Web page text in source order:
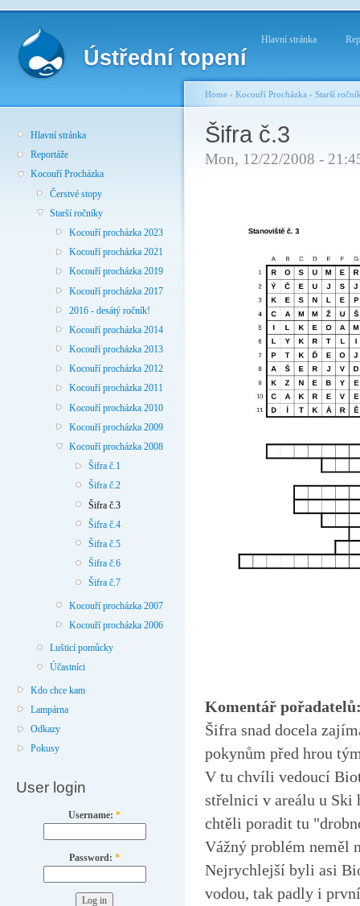
Ústřední topení
Hlavní stránka
Hlavní stránka
Reportáže
Kocouří Procházka
Čerstvé stopy
Starší ročníky
Kocouří procházka 2023
Kocouří procházka 2021
Kocouří procházka 2019
Kocouří procházka 2017
2016 - desátý ročník!
Kocouří procházka 2014
Kocouří procházka 2013
Kocouří procházka 2012
Kocouří procházka 2011
Kocouří procházka 2010
Kocouří procházka 2009
Kocouří procházka 2008
Šifra č.1
Šifra č.2
Šifra č.3
Šifra č.4
Šifra č.5
Šifra č.6
Šifra č.7
Kocouří procházka 2007
Kocouří procházka 2006
Lušticí pomůcky
Účastníci
Kdo chce kam
Lampárna
Odkazy
Pokusy
User login
Username: *
Password: *
Home › Kocouří Procházka › Starší
Šifra č.3
Mon, 12/22/2008 -
Komentář
Šifra snad docela
pokynům před hrou
V tu chvíli vedoucí
střelnici v areálu u Ski
chtěli poradit tu
Vážný problém neměl
Nejrychlejší byli asi
vodou, tak padly i